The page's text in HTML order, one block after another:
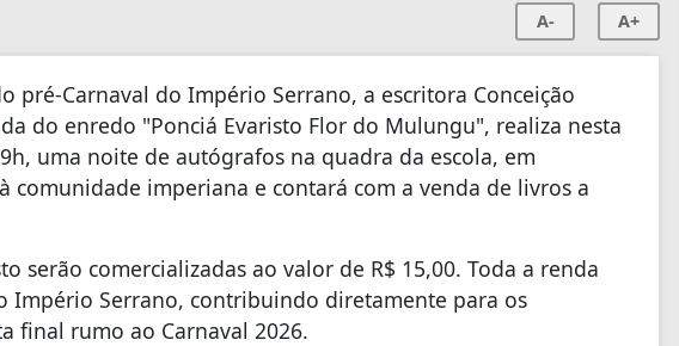
A- A+
pré-Carnaval do Império Serrano, a escritora Conceição
do enredo "Ponciá Evaristo Flor do Mulungu", realiza nesta
uma noite de autógrafos na quadra da escola, em
comunidade imperiana e contará com a venda de livros a
serão comercializadas ao valor de R$ 15,00. Toda a renda
Império Serrano, contribuindo diretamente para os
final rumo ao Carnaval 2026.